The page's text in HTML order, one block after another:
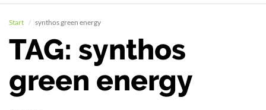
Start synthos green energy
TAG: synthos
green energy